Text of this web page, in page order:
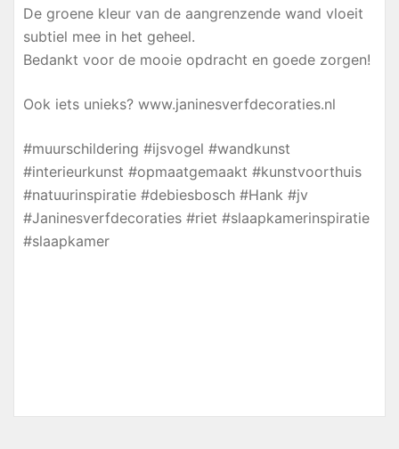
De groene kleur van de aangrenzende wand vloeit
subtiel mee in het geheel.
Bedankt voor de mooie opdracht en goede zorgen!
Ook iets unieks? www.janinesverfdecoraties.nl
#muurschildering #ijsvogel #wandkunst
#interieurkunst #opmaatgemaakt #kunstvoorthuis
#natuurinspiratie #debiesbosch #Hank #jv
#Janinesverfdecoraties #riet #slaapkamerinspiratie
#slaapkamer